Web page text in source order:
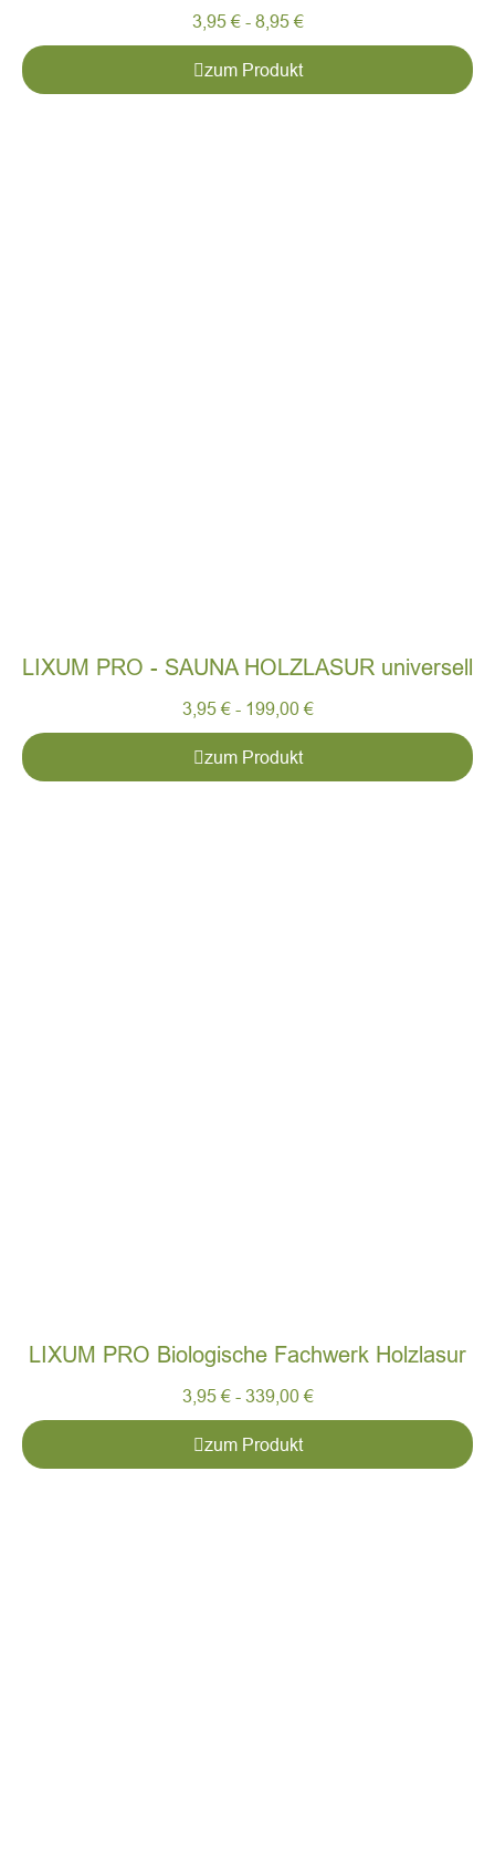
3,95 € - 8,95 €
zum Produkt
LIXUM PRO - SAUNA HOLZLASUR universell
3,95 € - 199,00 €
zum Produkt
LIXUM PRO Biologische Fachwerk Holzlasur
3,95 € - 339,00 €
zum Produkt